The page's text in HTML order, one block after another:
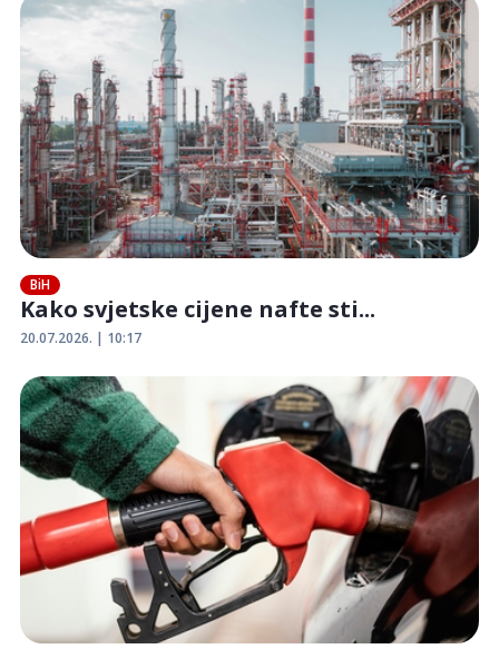
BiH
Kako svjetske cijene nafte sti...
20.07.2026. | 10:17